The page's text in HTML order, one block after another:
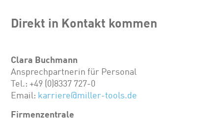
Direkt in Kontakt kommen
Clara Buchmann
Ansprechpartnerin für Personal
Tel.: +49 (0)8337 727-0
Email: karriere@miller-tools.de
Firmenzentrale